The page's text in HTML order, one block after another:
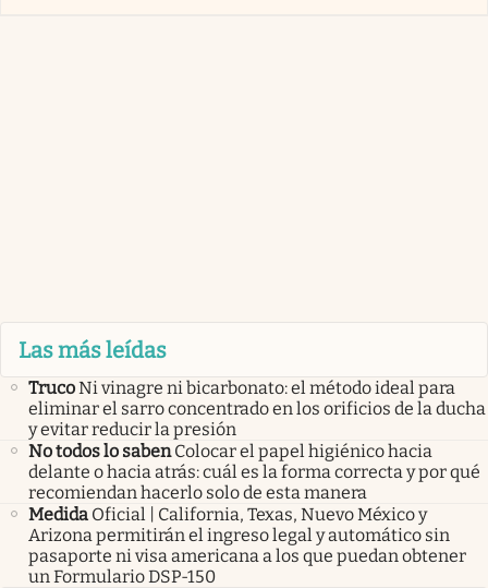
Las más leídas
TrucoNi vinagre ni bicarbonato: el método ideal para
eliminar el sarro concentrado en los orificios de la ducha
y evitar reducir la presión
No todos lo saben Colocar el papel higiénico hacia
delante o hacia atrás: cuál es la forma correcta y por qué
recomiendan hacerlo solo de esta manera
Medida Oficial | California, Texas, Nuevo México y
Arizona permitirán el ingreso legal y automático sin
pasaporte ni visa americana a los que puedan obtener
un Formulario DSP-150